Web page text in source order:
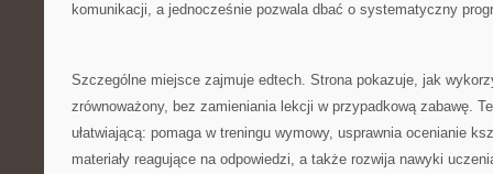
komunikacji, a jednocześnie pozwala dbać o systematyczny
Szczególne miejsce zajmuje edtech. Strona pokazuje, jak
zrównoważony, bez zamieniania lekcji w przypadkową zabawę.
ułatwiającą: pomaga w treningu wymowy, usprawnia ocenianie
materiały reagujące na odpowiedzi, a także rozwija nawyki